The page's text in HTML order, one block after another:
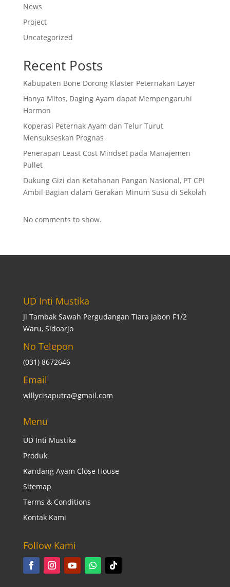
News
Project
Uncategorized
Recent Posts
Kabupaten Bone Dorong Klaster Peternakan Layer
Hanya Mitos, Daging Ayam dapat Mempengaruhi
Hormon
Koperasi Peternak Ayam dan Telur Turut
Mensukseskan Prognas
Penerapan Least Cost Mindset pada Manajemen
Pullet
Dukung Gizi dan Ketahanan Pangan Nasional, PT CPI
Ambil Bagian dalam Gerakan Minum Susu di Sekolah
No comments to show.
UD Inti Mustika
Jl Tambak Sawah Pergudangan Tiara Jabon F1/2
Waru, Sidoarjo
No Telepon
(031) 8672646
Email
willycisaputra@gmail.com
Menu
UD Inti Mustika
Produk
Kandang Ayam Close House
Sitemap
Terms & Conditions
Kontak Kami
Follow Kami